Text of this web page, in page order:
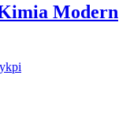
Modern